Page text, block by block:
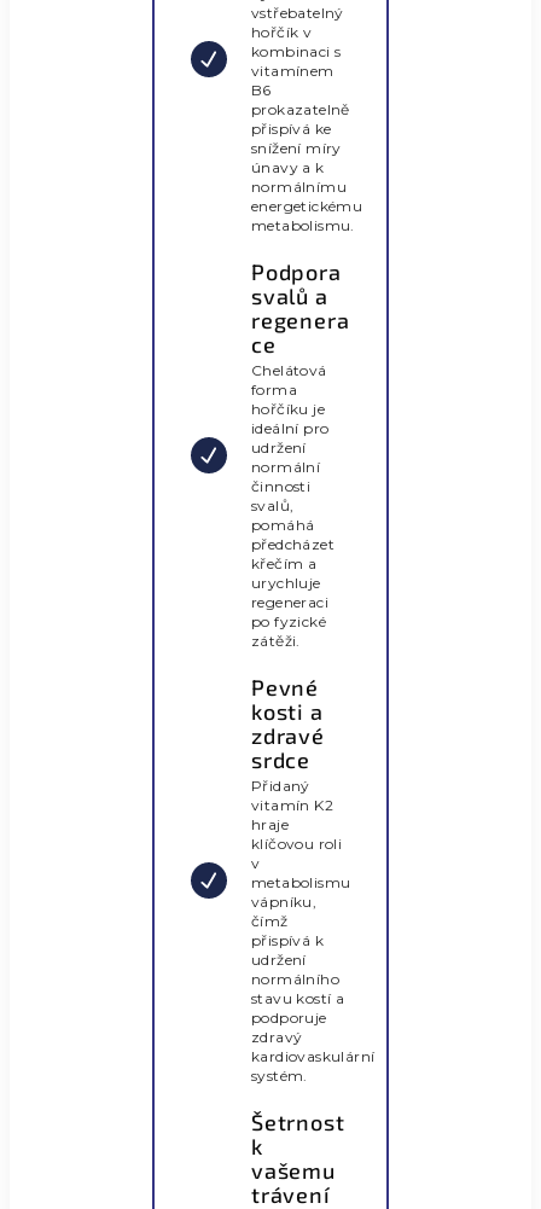
vstřebatelný
hořčík v
kombinaci s
vitamínem
B6
prokazatelně
přispívá ke
snížení míry
únavy a k
normálnímu
energetickému
metabolismu.
Podpora
svalů a
regenera
ce
Chelátová
forma
hořčíku je
ideální pro
udržení
normální
činnosti
svalů,
pomáhá
předcházet
křečím a
urychluje
regeneraci
po fyzické
zátěži.
Pevné
kosti a
zdravé
srdce
Přidaný
vitamín K2
hraje
klíčovou roli
v
metabolismu
vápníku,
čímž
přispívá k
udržení
normálního
stavu kostí a
podporuje
zdravý
kardiovaskulární
systém.
Šetrnost
k
vašemu
trávení